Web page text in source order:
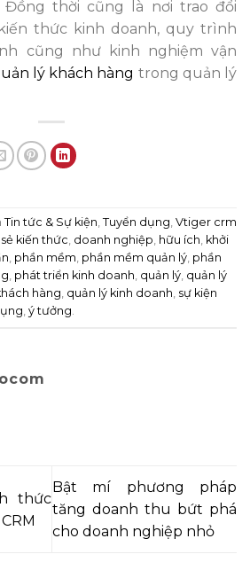
Đồng thời cũng là nơi trao đổi
thức kinh doanh, quy trình
cũng như kinh nghiệm vận
lý khách hàng trong quản lý
Tin tức & Sự kiện, Tuyển dụng, Vtiger crm
kiến thức, doanh nghiệp, hữu ích, khởi
, phần mềm, phần mềm quản lý, phần
, phát triển kinh doanh, quản lý, quản lý
hàng, quản lý kinh doanh, sự kiện
, ý tưởng.
thức
Bật mí phương pháp
tăng doanh thu bứt phá
cho doanh nghiệp nhỏ